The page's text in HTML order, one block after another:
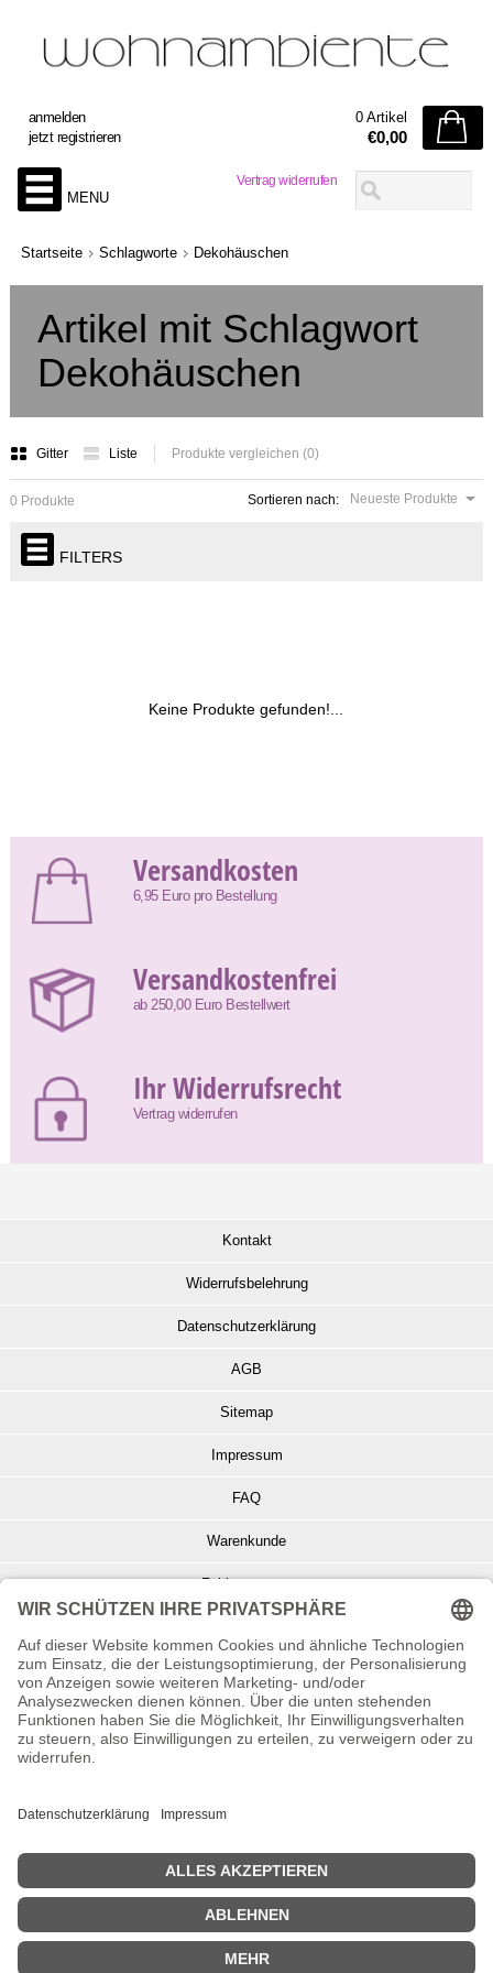
Vertrag widerrufen
anmelden
jetzt registrieren
0 Artikel
€0,00
MENU
Startseite Schlagworte Dekohäuschen
Artikel mit Schlagwort
Dekohäuschen
Gitter Liste Produkte vergleichen (0)
Sortieren nach: Neueste Produkte
0 Produkte
FILTERS
Keine Produkte gefunden!...
Versandkosten
6,95 Euro pro Bestellung
Versandkostenfrei
ab 250,00 Euro Bestellwert
Ihr Widerrufsrecht
Vertrag widerrufen
Kontakt
Widerrufsbelehrung
Datenschutzerklärung
AGB
Sitemap
Impressum
FAQ
Warenkunde
Zahlungsarten
Info zu Elektro- u. Elektronikgeräten
Batterieentsorgung
Informationen zur Echtheit von Kundenbewertungen
© Copyright 2026 Wohnambiente-Shop